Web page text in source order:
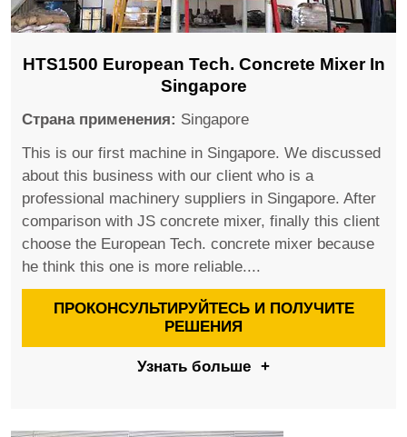
HTS1500 European Tech. Concrete Mixer In
Singapore
Страна применения: Singapore
This is our first machine in Singapore. We discussed
about this business with our client who is a
professional machinery suppliers in Singapore. After
comparison with JS concrete mixer, finally this client
choose the European Tech. concrete mixer because
he think this one is more reliable....
ПРОКОНСУЛЬТИРУЙТЕСЬ И ПОЛУЧИТЕ
РЕШЕНИЯ
Узнать больше +